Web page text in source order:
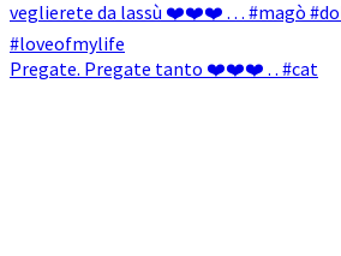
Pregate. Pregate tanto ❤️❤️❤️ . . #cat